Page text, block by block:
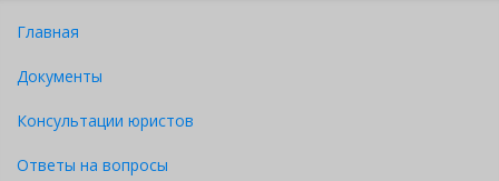
Главная
Документы
Консультации юристов
Ответы на вопросы